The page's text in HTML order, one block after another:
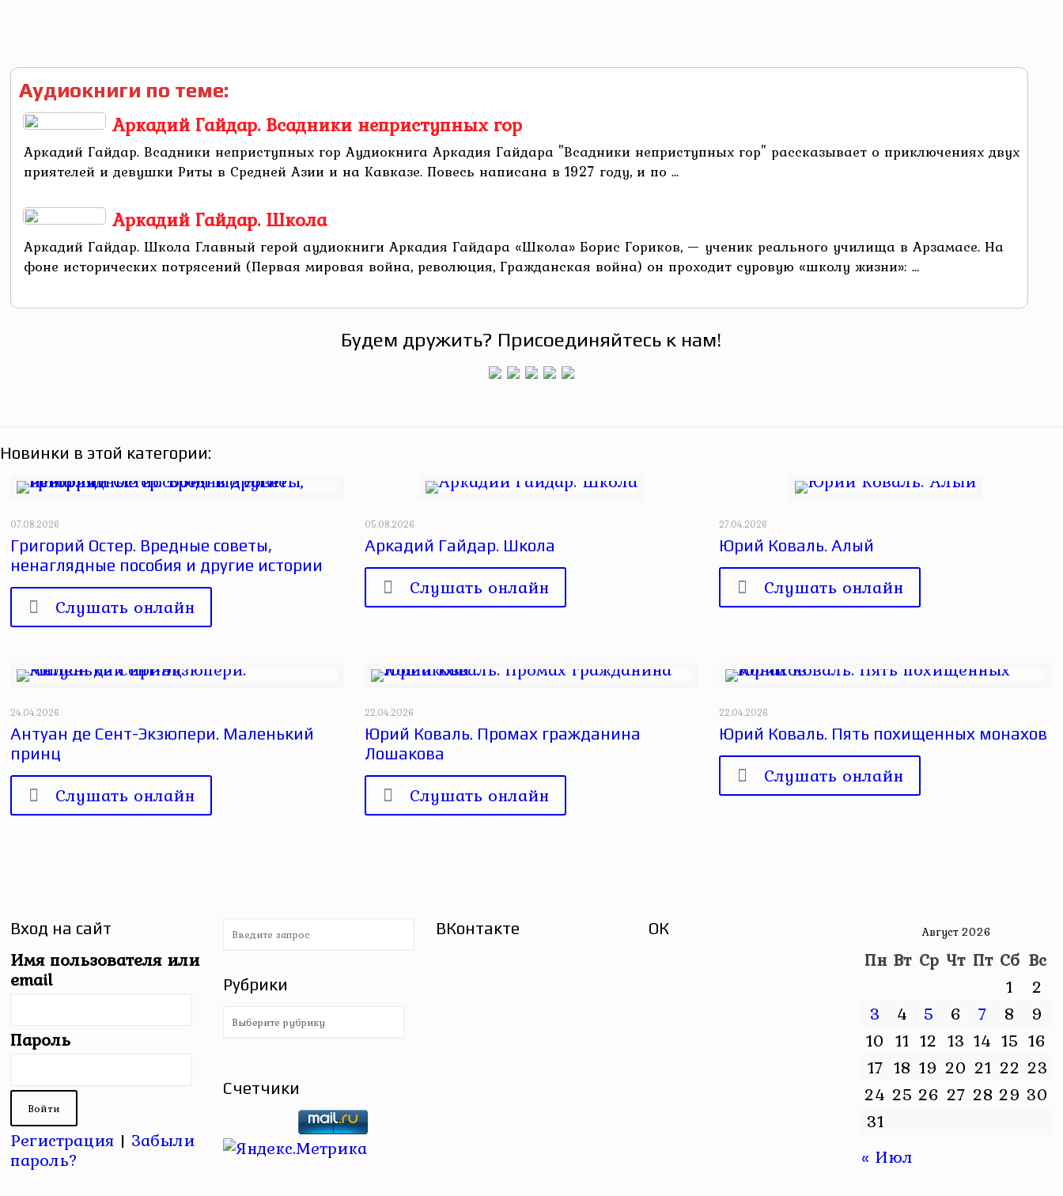
Аудиокниги по теме:
Аркадий Гайдар. Всадники неприступных гор
Аркадий Гайдар. Всадники неприступных гор Аудиокнига Аркадия Гайдара "Всадники неприступных гор" рассказывает о приключениях двух
приятелей и девушки Риты в Средней Азии и на Кавказе. Повесь написана в 1927 году, и по ...
Аркадий Гайдар. Школа
Аркадий Гайдар. Школа Главный герой аудиокниги Аркадия Гайдара «Школа» Борис Гориков, — ученик реального училища в Арзамасе. На
фоне исторических потрясений (Первая мировая война, революция, Гражданская война) он проходит суровую «школу жизни»: ...
Будем дружить? Присоединяйтесь к нам!
Новинки в этой категории:
07.08.2026
Григорий Остер. Вредные советы,
ненаглядные пособия и другие истории
Слушать онлайн
05.08.2026
Аркадий Гайдар. Школа
Слушать онлайн
27.04.2026
Юрий Коваль. Алый
Слушать онлайн
24.04.2026
Антуан де Сент-Экзюпери. Маленький
принц
Слушать онлайн
22.04.2026
Юрий Коваль. Промах гражданина
Лошакова
Слушать онлайн
22.04.2026
Юрий Коваль. Пять похищенных монахов
Слушать онлайн
Вход на сайт
Имя пользователя или
email
Пароль
Регистрация | Забыли
пароль?
Рубрики
Рубрики
Счетчики
ВКонтакте ОК Август 2026
Пн Вт Ср Чт Пт Сб Вс
1
2
3
4 5 6 7 8
9
10 11 12 13 14 15 16
17 18 19 20 21 22 23
24 25 26 27 28 29 30
31
« Июл